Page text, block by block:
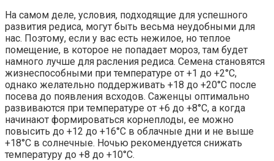
На самом деле, условия, подходящие для успешного
развития редиса, могут быть весьма неудобными для
нас. Поэтому, если у вас есть нежилое, но теплое
помещение, в которое не попадает мороз, там будет
намного лучше для расления редиса. Семена становятся
жизнеспособными при температуре от +1 до +2°C,
однако желательно поддерживать +18 до +20°C после
посева до появления всходов. Саженцы оптимально
развиваются при температуре от +6 до +8°C, а когда
начинают формироваться корнеплоды, ее можно
повысить до +12 до +16°C в облачные дни и не выше
+18°C в солнечные. Ночью рекомендуется снижать
температуру до +8 до +10°C.